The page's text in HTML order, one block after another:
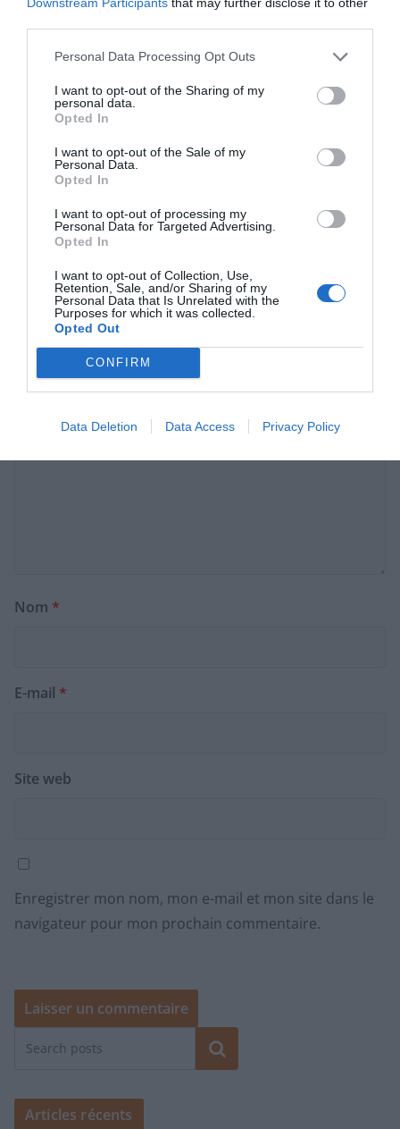
Personal Data Processing Opt Outs
I want to opt-out of the Sharing of my
personal data.
Opted In
I want to opt-out of the Sale of my
Personal Data.
Opted In
I want to opt-out of processing my
Personal Data for Targeted Advertising.
Opted In
I want to opt-out of Collection, Use,
Retention, Sale, and/or Sharing of my
Personal Data that Is Unrelated with the
Purposes for which it was collected.
Opted Out
CONFIRM
Data Deletion Data Access Privacy Policy
bonne ventilation.
Découvrez la friteuse magique Moulinex qui
révolutionne votre cuisine
Découvrez le caviar végétal : la lentille noire aux
saveurs de noisette
Laisser un commentaire
Votre adresse e-mail ne sera pas publiée.
Les champs
obligatoires sont indiqués avec*
Commentaire*
Nom *
E-mail *
Site web
Enregistrer mon nom, mon e-mail et mon site dans le
navigateur pour mon prochain commentaire.
Rechercher
Articles récents